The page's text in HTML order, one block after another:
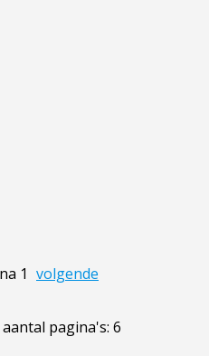
1 volgende
pagina's: 6